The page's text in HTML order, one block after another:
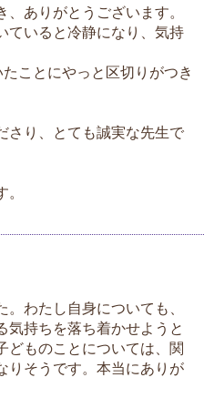
ありがとうございます。
ていると冷静になり、気持
ことにやっと区切りがつき
さり、とても誠実な先生で
わたし自身についても、
気持ちを落ち着かせようと
どものことについては、関
りそうです。本当にありが